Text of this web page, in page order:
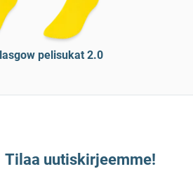
pelisukat 2.0
Tilaa uutiskirjeemme!